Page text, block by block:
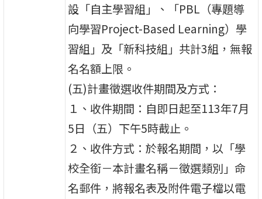
設「自主學習組」、「PBL（專題導
向學習Project-Based Learning）學
習組」及「新科技組」共計3組，無報
名名額上限。
(五)計畫徵選收件期間及方式：
１、收件期間：自即日起至113年7月
5日（五）下午5時截止。
２、收件方式：於報名期間，以「學
校全銜－本計畫名稱－徵選類別」命
名郵件，將報名表及附件電子檔以電